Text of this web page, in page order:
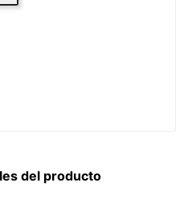
del producto